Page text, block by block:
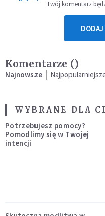
Twój komentarz
Komentarze ()
Najnowsze
WYBRANE DLA
Potrzebujesz pomocy?
Pomodlimy się w Twojej
intencji